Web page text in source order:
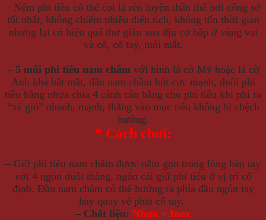
– Ném phi tiêu có thể coi là rèn luyện thân thể nơi công sở
tốt nhất, không chiếm nhiều diện tích, không tốn thời gian
nhưng lại có hiệu quả thư giãn xoa dịu cơ bắp ở vùng vai
và cổ, cổ tay, mỏi mắt.
– 5 mũi phi tiêu nam châm với hình lá cờ Mỹ hoặc lá cờ
Anh khá bắt mắt, đầu nam châm hút cực mạnh, đuôi phi
tiêu bằng nhựa chia 4 cánh cân bằng cho phi tiêu khi phi ra
“xé gió” nhanh, mạnh, thẳng vào mục tiêu không bị chệch
hướng.
* Cách chơi:
– Giữ phi tiêu nam châm được nằm gọn trong lòng bàn tay
với 4 ngón duỗi thẳng, ngón cái giữ phi tiêu ở vị trí cố
định. Đầu nam châm có thể hướng ra phía đầu ngón tay
hay quay về phía cổ tay.
– Chất liệu: Nhựa + Inox